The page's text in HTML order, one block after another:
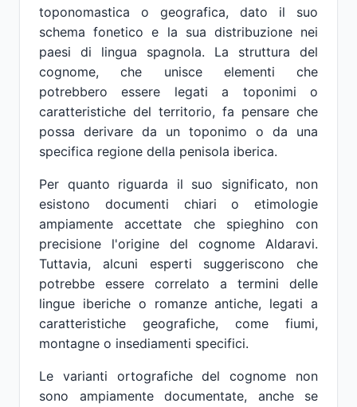
toponomastica o geografica, dato il suo
schema fonetico e la sua distribuzione nei
paesi di lingua spagnola. La struttura del
cognome, che unisce elementi che
potrebbero essere legati a toponimi o
caratteristiche del territorio, fa pensare che
possa derivare da un toponimo o da una
specifica regione della penisola iberica.
Per quanto riguarda il suo significato, non
esistono documenti chiari o etimologie
ampiamente accettate che spieghino con
precisione l'origine del cognome Aldaravi.
Tuttavia, alcuni esperti suggeriscono che
potrebbe essere correlato a termini delle
lingue iberiche o romanze antiche, legati a
caratteristiche geografiche, come fiumi,
montagne o insediamenti specifici.
Le varianti ortografiche del cognome non
sono ampiamente documentate, anche se